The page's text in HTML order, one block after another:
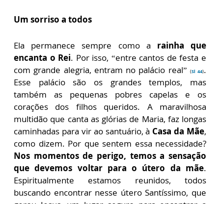
Um sorriso a todos
Ela permanece sempre como a rainha que
encanta o Rei. Por isso, “entre cantos de festa e
com grande alegria, entram no palácio real” (Sl 44).
Esse palácio são os grandes templos, mas
também as pequenas pobres capelas e os
corações dos filhos queridos. A maravilhosa
multidão que canta as glórias de Maria, faz longas
caminhadas para vir ao santuário, à Casa da Mãe,
como dizem. Por que sentem essa necessidade?
Nos momentos de perigo, temos a sensação
que devemos voltar para o útero da mãe.
Espiritualmente estamos reunidos, todos
buscando encontrar nesse útero Santíssimo, que